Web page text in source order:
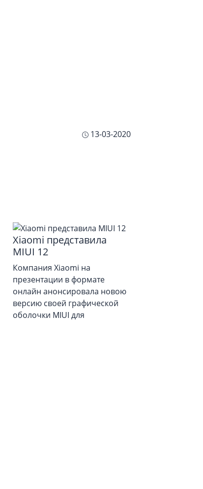
13-03-2020
Xiaomi представила
MIUI 12
Компания Xiaomi на
презентации в формате
онлайн анонсировала новою
версию своей графической
оболочки MIUI для